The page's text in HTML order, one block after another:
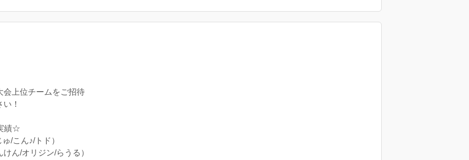
会上位チームをご招待
！
績☆
/こん♪/トド）
ん/オリジン/らうる）